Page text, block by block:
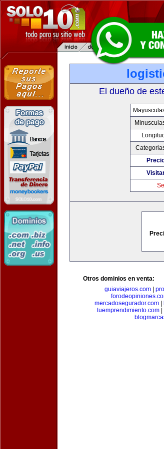
El dueño de
Otros dominios en venta:
guiaviajeros.com|
mercadosegurador.com
tuemprendimiento.com